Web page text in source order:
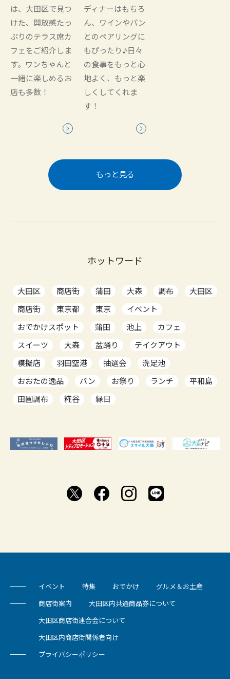
は、大田区で見つ
けた、開放感たっ
ぷりのテラス席カ
フェをご紹介しま
す。ワンちゃんと
一緒に楽しめるお
店も多数！
ディナーはもちろ
ん、ワインやパン
とのペアリングに
もぴったり♪日々
の食事をもっと心
地よく、もっと楽
しくしてくれま
す！
もっと見る
ホットワード
大田区 商店街 蒲田 大森 調布
大田区
商店街
東京都 東京
イベント
おでかけスポット
蒲田 池上
カフェ
スイーツ
大森 盆踊り
テイクアウト
模擬店
羽田空港 抽選会
洗足池
おおたの逸品
パン お祭り ランチ
平和島
田園調布
糀谷 縁日
イベント 特集 おでかけ グルメ＆お土産
商店街案内 大田区内共通商品券について
大田区商店街連合会について
大田区内商店街関係者向け
プライバシーポリシー